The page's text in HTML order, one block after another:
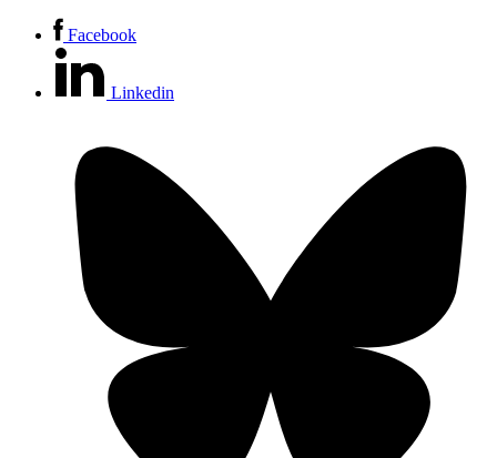
Facebook
Linkedin